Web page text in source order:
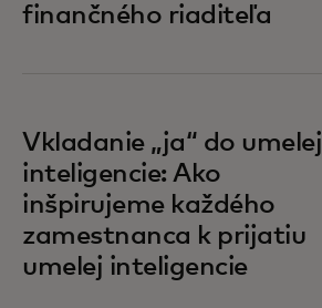
finančného riaditeľa
Vkladanie „ja“ do umelej
inteligencie: Ako
inšpirujeme každého
zamestnanca k prijatiu
umelej inteligencie